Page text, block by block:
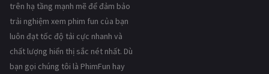
trên hạ tầng mạnh mẽ để đảm bảo
trải nghiệm xem phim fun của bạn
luôn đạt tốc độ tải cực nhanh và
chất lượng hiển thị sắc nét nhất. Dù
bạn gọi chúng tôi là PhimFun hay